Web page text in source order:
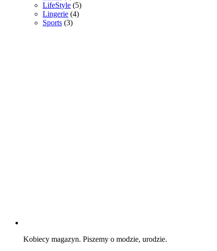
LifeStyle (5)
Lingerie (4)
Sports (3)
Kobiecy magazyn. Piszemy o modzie, urodzie.